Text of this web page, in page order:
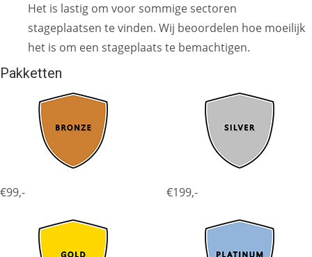
Het is lastig om voor sommige sectoren
stageplaatsen te vinden. Wij beoordelen hoe moeilijk
het is om een stageplaats te bemachtigen.
Pakketten
€99,- €199,-